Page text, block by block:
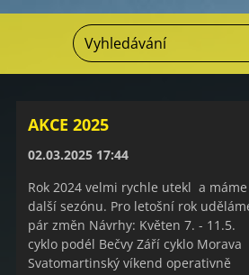
AKCE 2025
02.03.2025 17:44
Rok 2024 velmi rychle utekl a máme
další sezónu. Pro letošní rok
pár změn Návrhy: Květen 7. - 11.5.
cyklo podél Bečvy Září cyklo Morava
Svatomartinský víkend operativně